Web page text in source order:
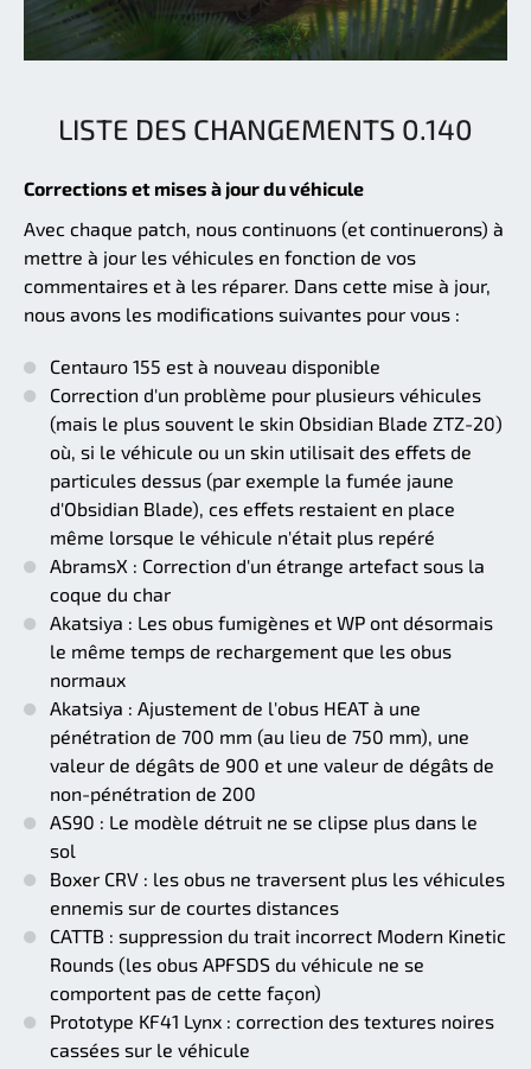
LISTE DES CHANGEMENTS 0.140
Corrections et mises à jour du véhicule
Avec chaque patch, nous continuons (et continuerons) à
mettre à jour les véhicules en fonction de vos
commentaires et à les réparer. Dans cette mise à jour,
nous avons les modifications suivantes pour vous :
Centauro 155 est à nouveau disponible
Correction d'un problème pour plusieurs véhicules
(mais le plus souvent le skin Obsidian Blade ZTZ-20)
où, si le véhicule ou un skin utilisait des effets de
particules dessus (par exemple la fumée jaune
d'Obsidian Blade), ces effets restaient en place
même lorsque le véhicule n'était plus repéré
AbramsX : Correction d'un étrange artefact sous la
coque du char
Akatsiya : Les obus fumigènes et WP ont désormais
le même temps de rechargement que les obus
normaux
Akatsiya : Ajustement de l'obus HEAT à une
pénétration de 700 mm (au lieu de 750 mm), une
valeur de dégâts de 900 et une valeur de dégâts de
non-pénétration de 200
AS90 : Le modèle détruit ne se clipse plus dans le
sol
Boxer CRV : les obus ne traversent plus les véhicules
ennemis sur de courtes distances
CATTB : suppression du trait incorrect Modern Kinetic
Rounds (les obus APFSDS du véhicule ne se
comportent pas de cette façon)
Prototype KF41 Lynx : correction des textures noires
cassées sur le véhicule